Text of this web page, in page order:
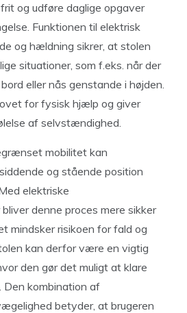
og udføre daglige opgaver
Funktionen til elektrisk
og hældning sikrer, at stolen
situationer, som f.eks. når der
eller nås genstande i højden.
for fysisk hjælp og giver
af selvstændighed.
mobilitet kan
og stående position
elektriske
denne proces mere sikker
mindsker risikoen for fald og
kan derfor være en vigtig
den gør det muligt at klare
Den kombination af
betyder, at brugeren